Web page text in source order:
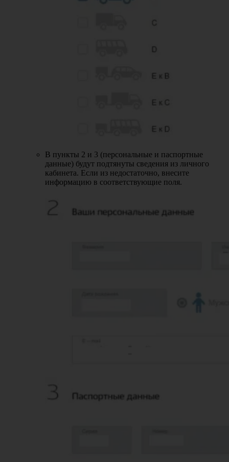
В пункты 2 и 3 (персональные и паспортные
данные) будут подтянуты сведения из личного
кабинета. Если из недостаточно, внесите
информацию в соответствующие поля.